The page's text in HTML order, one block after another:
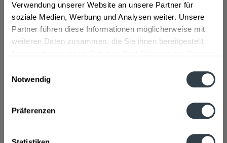
Verwendung unserer Website an unsere Partner für
soziale Medien, Werbung und Analysen weiter. Unsere
Partner führen diese Informationen möglicherweise mit
weiteren Daten zusammen, die Sie ihnen bereitgestellt
Notwendig
Präferenzen
In denWarenkorb
Artikel-Nr.:
32473
Beschreibung